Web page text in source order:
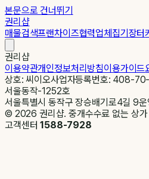
본문으로 건너뛰기
권리샵
매물검색프랜차이즈협력업체집기장터
권리샵
이용약관개인정보처리방침이용가이드
상호: 씨이오사업자등록번호: 408-
서울동작-1252호
서울특별시 동작구 장승배기로4길 9
© 2026 권리샵. 중개수수료 없는 상
고객센터1588-7928